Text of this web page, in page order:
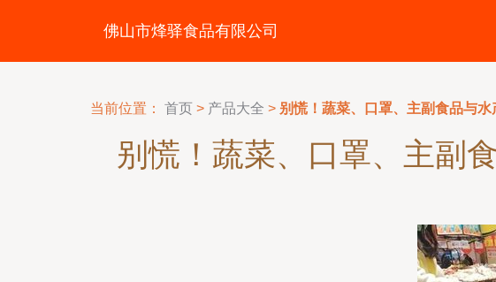
佛山市烽驿食品有限公司
当前位置： 首页 > 产品大全 > 别慌！蔬菜、口罩、主副食品与
别慌！蔬菜、口罩、主副